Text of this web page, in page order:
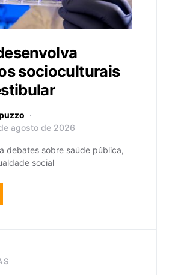
socioculturais
agosto de 2026
debates sobre saúde pública,
social